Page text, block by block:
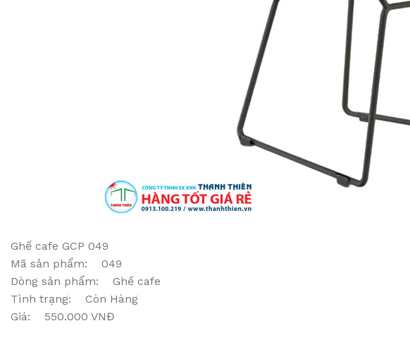
Ghế cafe GCP 049
Mã sản phẩm: 049
Dòng sản phẩm: Ghế cafe
Tình trạng: Còn Hàng
Giá: 550.000 VNĐ